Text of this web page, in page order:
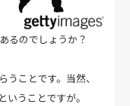
るのでしょうか？
うことです。当然、
いうことですが。